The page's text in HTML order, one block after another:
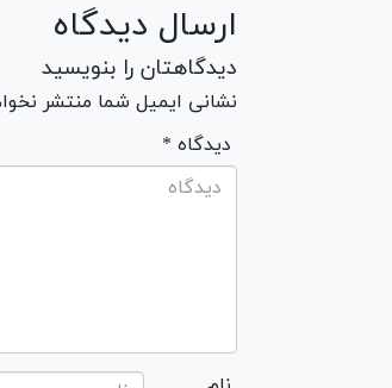
ارسال دیدگاه
دیدگاهتان را بنویسید
نشانی ایمیل شما منتشر
* دیدگاه